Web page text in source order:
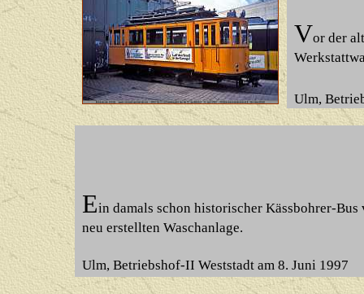
Vor der
Ulm,
Ein damals schon historischer Kässbohrer-Bus
neu erstellten Waschanlage.
Ulm, Betriebshof-II Weststadt am 8. Juni 1997